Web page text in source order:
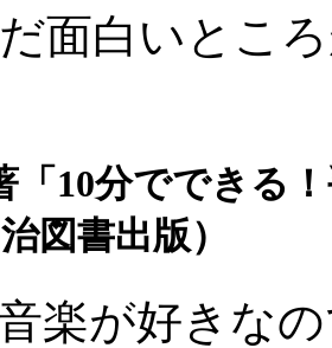
だ面白いとこ
「10分でできる
図書出版）
楽が好きな